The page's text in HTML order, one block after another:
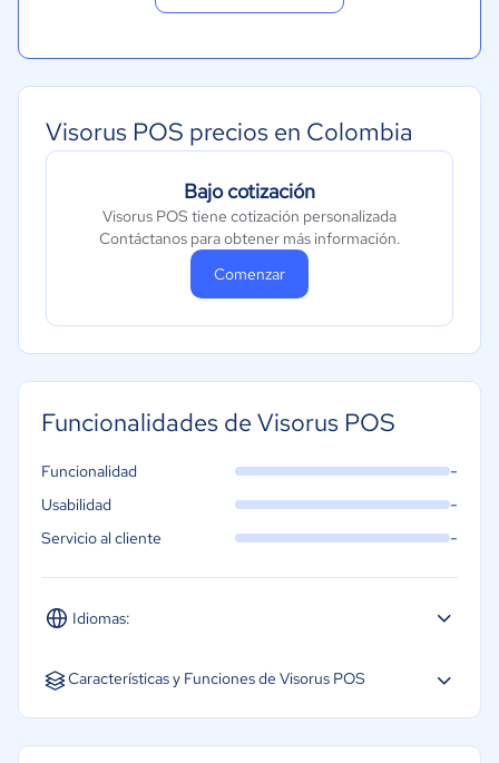
Visorus POS precios en Colombia
Bajo cotización
Visorus POS tiene cotización personalizada
Contáctanos para obtener más información.
Comenzar
Funcionalidades de Visorus POS
Idiomas:
Español
Funcionalidad -
Usabilidad -
Servicio al cliente -
Características y Funciones de Visorus POS